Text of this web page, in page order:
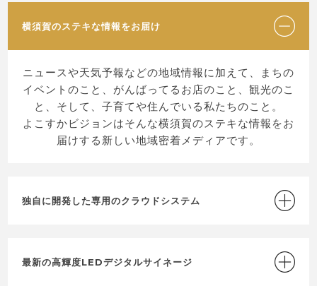
横須賀のステキな情報をお届け
ニュースや天気予報などの地域情報に加えて、まちの
イベントのこと、がんばってるお店のこと、観光のこ
と、そして、子育てや住んでいる私たちのこと。
よこすかビジョンはそんな横須賀のステキな情報をお
届けする新しい地域密着メディアです。
独自に開発した専用のクラウドシステム
最新の高輝度LEDデジタルサイネージ